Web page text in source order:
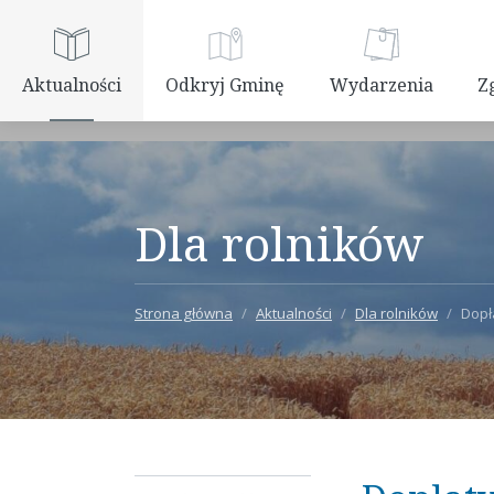
Aktualności
Społeczność Komunikaty
Edukacja
Bieżące
Odkryj Gminę
Blog
Jarmark
Kupiecki
Wzgórza
Zespół Górali
Czadeckich
Dawidenka
Wydarzenia
Dla rolników
Strona główna Aktualności Dla rolników